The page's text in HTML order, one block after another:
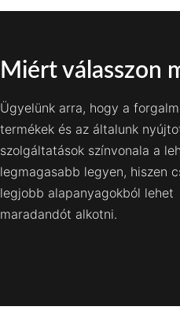
Miért válasszon
Ügyelünk arra, hogy a
termékek és az általunk
szolgáltatások színvonala a
legmagasabb legyen, hiszen
legjobb alapanyagokból lehet
maradandót alkotni.